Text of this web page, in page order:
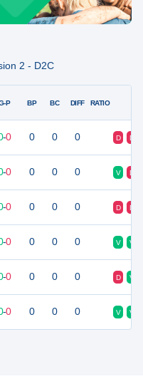
2 - D2C
P BP BC DIFF RATIO
-0 0 0 0 D D
-0 0 0 0 V D
-0 0 0 0 D D
-0 0 0 0 V V
-0 0 0 0 D V
-0 0 0 0 V V